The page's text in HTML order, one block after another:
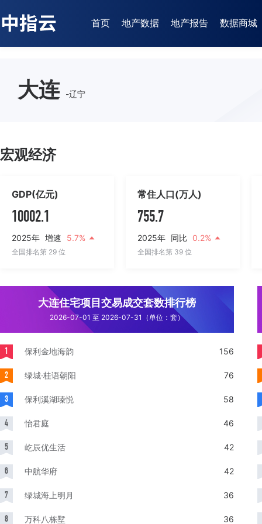
首页 地产数据 地产报告 数据商城
大连 -辽宁
宏观经济
GDP(亿元)
10002.1
2025年 增速 5.7%
全国排名第 29 位
常住人口(万人)
755.7
2025年 同比 0.2%
全国排名第 39 位
大连住宅项目交易成交套数排行榜
2026-07-01 至 2026-07-31（单位：套）
1 保利金地海韵 156
2 绿城·桂语朝阳 76
3 保利溪湖瑧悦 58
4 怡君庭 46
5 屹辰优生活 42
6 中航华府 42
7 绿城海上明月 36
8 万科八栋墅 36